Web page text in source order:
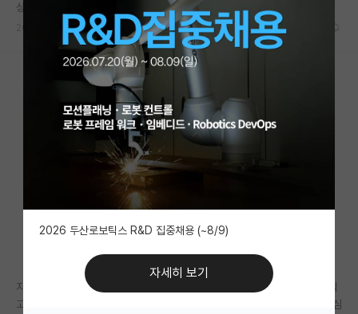
연구실&오픈랩
커뮤니티
커뮤니티 홈
전체글보기
베스트 게시판
IF 명예의전당
자유 게시판(아무개랩)
미국 유학 게시판
미국 대학원 합격 후기 게시판
상처받은 우장춘
2024.09.24 36 8945
지난 1년간 연구비 확보를 위해 무려 6개의 제안서를 작성했습니다. 밤새워
고민하고 쓴 결과, 다행히 하나가 채택되었죠. 연구 실적을 위해 논문도 열심
2026 두산로보틱스 R&D 집중채용 (~8/9)
자세히 보기